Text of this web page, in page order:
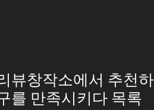
뷰창작소에서 추천
를 만족시키다 목록